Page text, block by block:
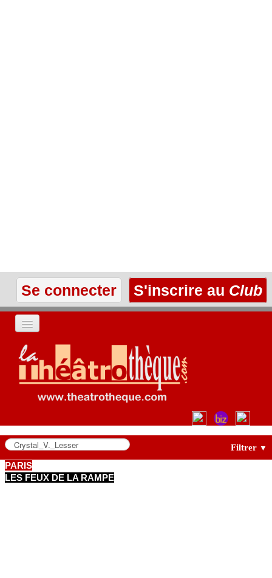
Se connecter S'inscrire au Club
ACCUEIL
LES TEXTES
LES ANNONCES
LE CLUB
Filtrer ▼
PARIS
LES FEUX DE LA RAMPE